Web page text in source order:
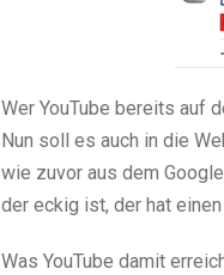
Wer YouTube bereits auf
Nun soll es auch in die
wie zuvor aus dem
der eckig ist, der hat
Was YouTube damit